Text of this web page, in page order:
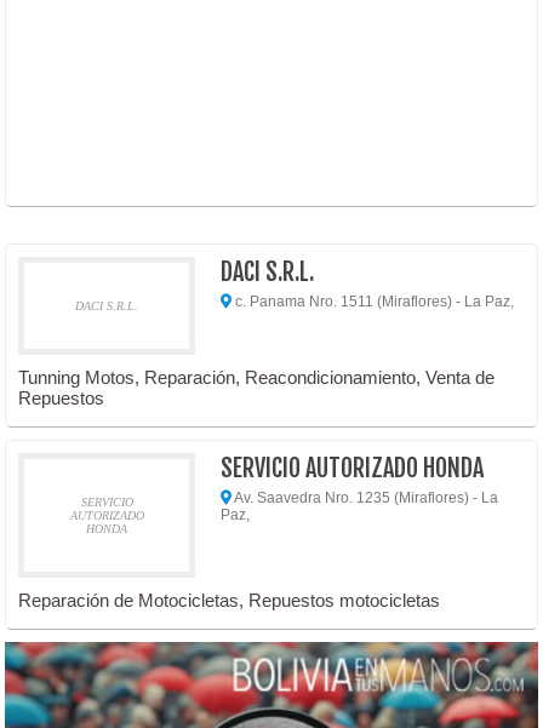
DACI S.R.L.
DACI S.R.L.
c. Panama Nro. 1511 (Miraflores) - La Paz,
Tunning Motos, Reparación, Reacondicionamiento, Venta de
Repuestos
SERVICIO
AUTORIZADO
HONDA
SERVICIO AUTORIZADO HONDA
Av. Saavedra Nro. 1235 (Miraflores) - La
Paz,
Reparación de Motocicletas, Repuestos motocicletas